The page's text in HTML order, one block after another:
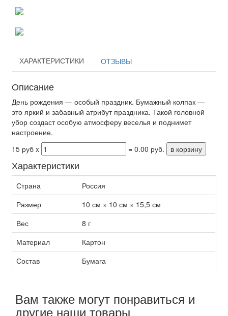
ХАРАКТЕРИСТИКИ ОТЗЫВЫ
Описание
День рождения — особый праздник. Бумажный колпак —
это яркий и забавный атрибут праздника. Такой головной
убор создаст особую атмосферу веселья и поднимет
настроение.
15 руб x
=0.00 руб. в корзину
Характеристики
Страна
Россия
Размер
10 см × 10 см × 15,5 см
Вес
8 г
Материал
Картон
Состав
Бумага
Вам также могут понравиться и
другие наши товары